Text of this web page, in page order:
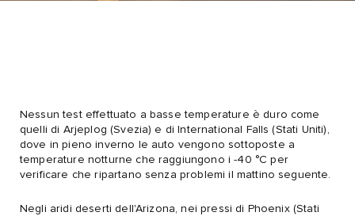
Nessun test effettuato a basse temperature è duro come
quelli di Arjeplog (Svezia) e di International Falls (Stati Uniti),
dove in pieno inverno le auto vengono sottoposte a
temperature notturne che raggiungono i -40 °C per
verificare che ripartano senza problemi il mattino seguente.
Negli aridi deserti dell'Arizona, nei pressi di Phoenix (Stati